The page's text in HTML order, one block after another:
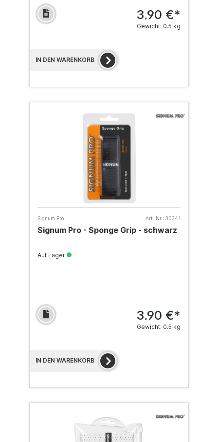
3,90 €*
Gewicht: 0.5 kg
IN DEN WARENKORB
Signum Pro Art. Nr.: 30341
Signum Pro - Sponge Grip - schwarz
Auf Lager
3,90 €*
Gewicht: 0.5 kg
IN DEN WARENKORB